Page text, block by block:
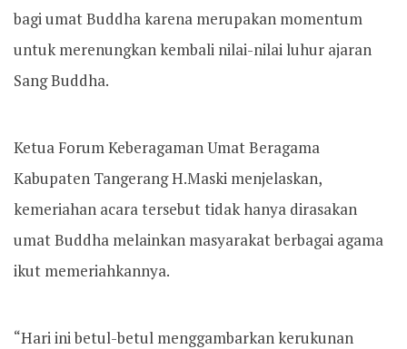
bagi umat Buddha karena merupakan momentum
untuk merenungkan kembali nilai-nilai luhur ajaran
Sang Buddha.
Ketua Forum Keberagaman Umat Beragama
Kabupaten Tangerang H.Maski menjelaskan,
kemeriahan acara tersebut tidak hanya dirasakan
umat Buddha melainkan masyarakat berbagai agama
ikut memeriahkannya.
“Hari ini betul-betul menggambarkan kerukunan